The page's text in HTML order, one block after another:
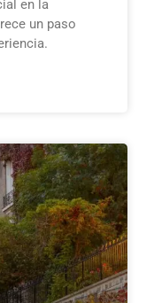
en la
un paso